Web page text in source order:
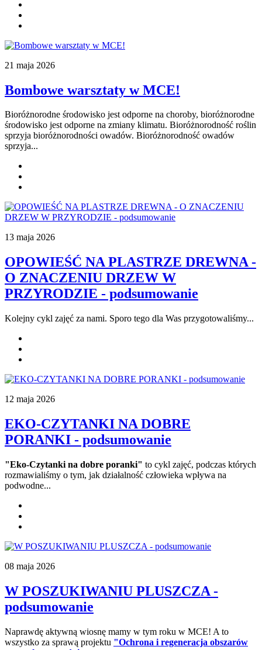
21 maja 2026
Bombowe warsztaty w MCE!
Bioróżnorodne środowisko jest odporne na choroby, bioróżnorodne
środowisko jest odporne na zmiany klimatu. Bioróżnorodność roślin
sprzyja bioróżnorodności owadów. Bioróżnorodność owadów
sprzyja...
13 maja 2026
OPOWIEŚĆ NA PLASTRZE DREWNA -
O ZNACZENIU DRZEW W
PRZYRODZIE - podsumowanie
Kolejny cykl zajęć za nami. Sporo tego dla Was przygotowaliśmy...
12 maja 2026
EKO-CZYTANKI NA DOBRE
PORANKI - podsumowanie
"Eko-Czytanki na dobre poranki" to cykl zajęć, podczas których
rozmawialiśmy o tym, jak działalność człowieka wpływa na
podwodne...
08 maja 2026
W POSZUKIWANIU PLUSZCZA -
podsumowanie
Naprawdę aktywną wiosnę mamy w tym roku w MCE! A to
wszystko za sprawą projektu "Ochrona i regeneracja obszarów